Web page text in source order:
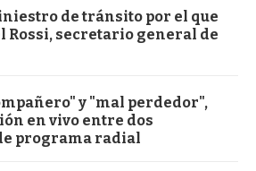
de tránsito por el que
Rossi, secretario general de
y "mal perdedor",
en vivo entre dos
programa radial